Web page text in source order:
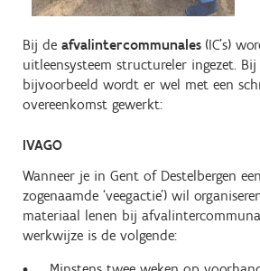
Bij de afvalintercommunales (IC's)
uitleensysteem structureler ingezet. Bij
bijvoorbeeld wordt er wel met een
overeenkomst gewerkt:
IVAGO
Wanneer je in Gent of Destelbergen
zogenaamde ‘veegactie’) wil
materiaal lenen bij
werkwijze is de volgende: